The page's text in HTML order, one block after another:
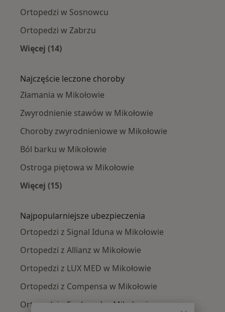
Ortopedzi w Sosnowcu
Ortopedzi w Zabrzu
Więcej (14)
Najczęście leczone choroby
Złamania w Mikołowie
Zwyrodnienie stawów w Mikołowie
Choroby zwyrodnieniowe w Mikołowie
Ból barku w Mikołowie
Ostroga piętowa w Mikołowie
Więcej (15)
Najpopularniejsze ubezpieczenia
Ortopedzi z Signal Iduna w Mikołowie
Ortopedzi z Allianz w Mikołowie
Ortopedzi z LUX MED w Mikołowie
Ortopedzi z Compensa w Mikołowie
Ortopedzi z Enel-med w Mikołowie